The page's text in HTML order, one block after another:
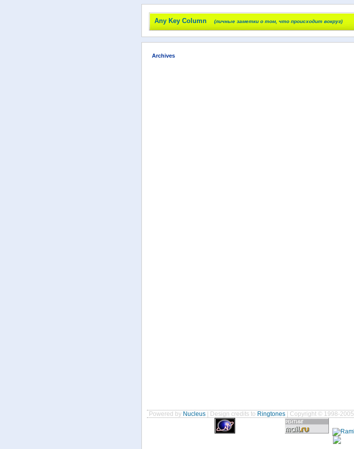
Any Key Column (личные заметки о том, что происходит вокруг)
Archives
Powered by Nucleus | Design credits to Ringtones | Copyright © 1998-2005